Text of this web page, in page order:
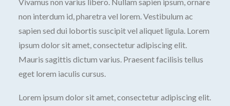
non interdum id, pharetra vel lorem. Vestibulum ac
sapien sed dui lobortis suscipit vel aliquet ligula. Lorem
ipsum dolor sit amet, consectetur adipiscing elit.
Mauris sagittis dictum varius. Praesent facilisis tellus
eget lorem iaculis cursus.
Lorem ipsum dolor sit amet, consectetur adipiscing elit.